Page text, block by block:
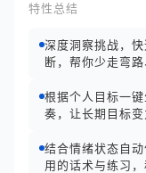
特性总结
深度洞察挑战，
断，帮你少走弯路
根据个人目标一
奏，让长期目标变
结合情绪状态自
用的话术与练习，